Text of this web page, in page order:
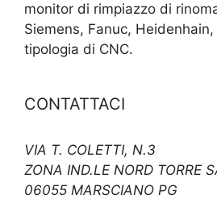
monitor di rimpiazzo di
Siemens, Fanuc,
tipologia di CNC.
CONTATTACI
VIA T. COLETTI, N.3
ZONA IND.LE NORD TORRE
06055 MARSCIANO PG